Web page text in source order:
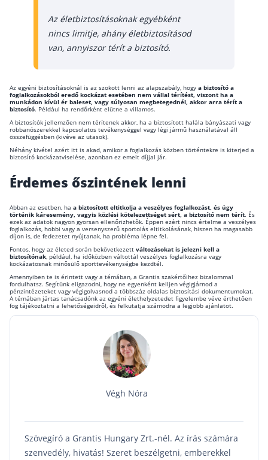
Karrier
Az életbiztosításoknak egyébként
nincs limitje, ahány életbiztosításod
van, annyiszor térít a biztosító.
Az egyéni biztosításoknál is az szokott lenni az alapszabály, hogy a biztosító a
foglalkozásokból eredő kockázat esetében nem vállal térítést, viszont ha a
munkádon kívül ér baleset, vagy súlyosan megbetegednél, akkor arra térít a
biztosító. Például ha rendőrként elütne a villamos.
A biztosítók jellemzően nem térítenek akkor, ha a biztosított halála bányászati vagy
robbanószerekkel kapcsolatos tevékenységgel vagy légi jármű használatával áll
összefüggésben (kivéve az utasok).
Néhány kivétel azért itt is akad, amikor a foglalkozás közben történtekre is kiterjed a
biztosító kockázatviselése, azonban ez emelt díjjal jár.
Érdemes őszintének lenni
Abban az esetben, ha a biztosított eltitkolja a veszélyes foglalkozást, és úgy
történik káresemény, vagyis közlési kötelezettséget sért, a biztosító nem térít. És
ezek az adatok nagyon gyorsan ellenőrizhetők. Éppen ezért nincs értelme a veszélyes
foglalkozás, hobbi vagy a versenyszerű sportolás eltitkolásának, hiszen ha magasabb
díjon is, de fedezetet nyújtanak, ha probléma lépne fel.
Fontos, hogy az életed során bekövetkezett változásokat is jelezni kell a
biztosítónak, például, ha időközben váltottál veszélyes foglalkozásra vagy
kockázatosnak minősülő sporttevékenységbe kezdtél.
Amennyiben te is érintett vagy a témában, a Grantis szakértőihez bizalommal
fordulhatsz. Segítünk eligazodni, hogy ne egyenként kelljen végigjárnod a
pénzintézeteket vagy végigolvasnod a többszáz oldalas biztosítási dokumentumokat.
A témában jártas tanácsadónk az egyéni élethelyzetedet figyelembe véve érthetően
fog tájékoztatni a lehetőségeidről, és felkutatja számodra a legjobb ajánlatot.
Végh Nóra
Szövegíró a Grantis Hungary Zrt.-nél. Az írás számára
szenvedély, hivatás! Szeret beszélgetni, emberekkel